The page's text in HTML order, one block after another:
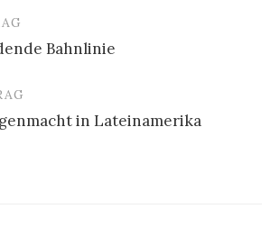
Bahnlinie
in Lateinamerika